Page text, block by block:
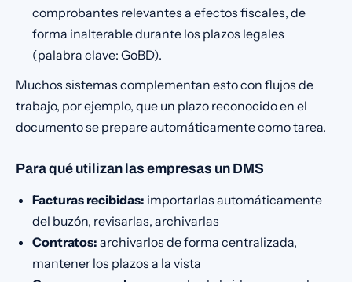
comprobantes relevantes a efectos fiscales, de
forma inalterable durante los plazos legales
(palabra clave: GoBD).
Muchos sistemas complementan esto con flujos de
trabajo, por ejemplo, que un plazo reconocido en el
documento se prepare automáticamente como tarea.
Para qué utilizan las empresas un DMS
Facturas recibidas: importarlas automáticamente
del buzón, revisarlas, archivarlas
Contratos: archivarlos de forma centralizada,
mantener los plazos a la vista